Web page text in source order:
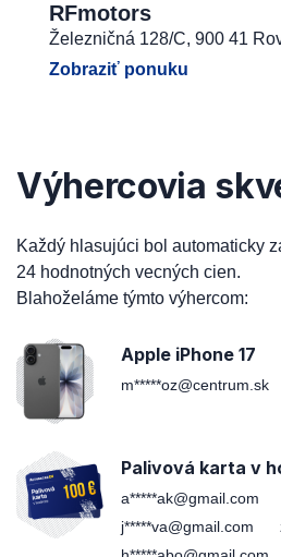
RFmotors
Železničná 128/C, 900 41
Zobraziť ponuku
Výhercovia
Každý hlasujúci bol automaticky
24 hodnotných vecných cien.
Blahoželáme týmto výhercom:
Apple iPhone 17
m*****oz@centrum.sk
Palivová karta v
a*****ak@gmail.com
j*****va@gmail.com